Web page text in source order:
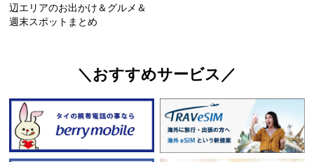
辺エリアのお出かけ＆グルメ＆
週末スポットまとめ
＼おすすめサービス／